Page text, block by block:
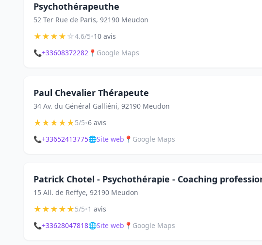
Psychothérapeuthe
52 Ter Rue de Paris, 92190 Meudon
★★★★☆4.6/5•10 avis
📞+33608372282 📍 Google Maps
Paul Chevalier Thérapeute
34 Av. du Général Galliéni, 92190 Meudon
★★★★★5/5•6 avis
📞+33652413775🌐Site web 📍 Google Maps
Patrick Chotel - Psychothérapie - Coaching
15 All. de Reffye, 92190 Meudon
★★★★★5/5•1 avis
📞+33628047818🌐Site web 📍 Google Maps